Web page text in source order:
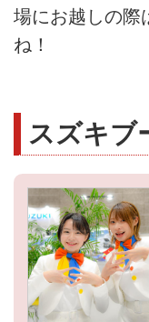
場にお越しの際
ね！
スズキブ